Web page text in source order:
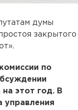
думы
закрытого
по
этот год. В
управления